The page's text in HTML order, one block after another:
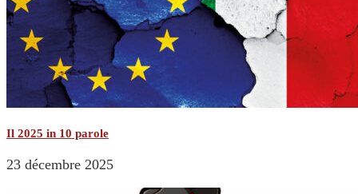
Il 2025 in 10 parole
23 décembre 2025